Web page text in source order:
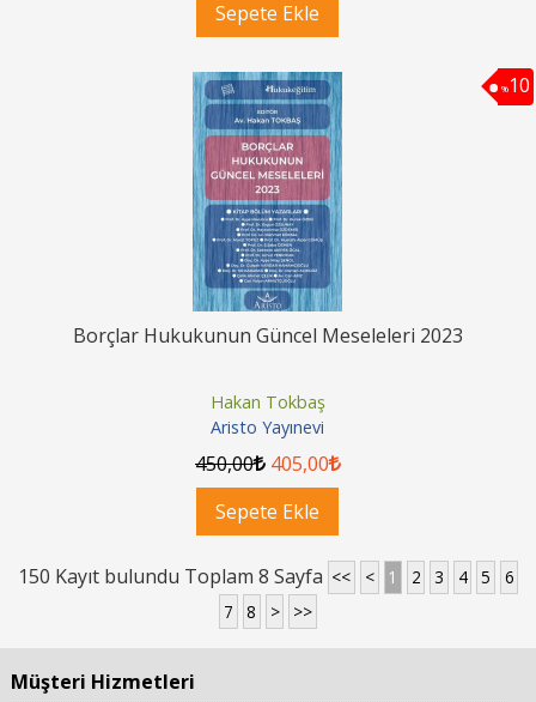
Sepete Ekle
%10
Borçlar Hukukunun Güncel Meseleleri 2023
Hakan Tokbaş
Aristo Yayınevi
450,00 405,00
Sepete Ekle
150 Kayıt bulundu Toplam 8 Sayfa << < 1 2 3 4 5
6
7
8 > >>
Müşteri Hizmetleri